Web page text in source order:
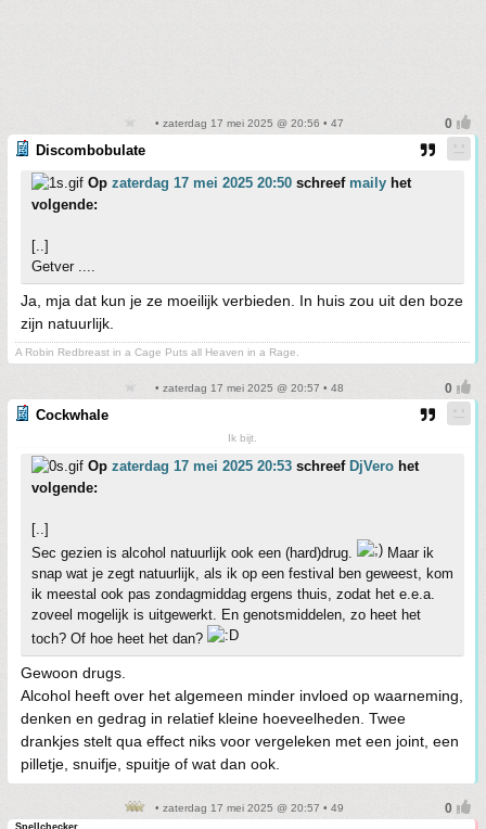
• zaterdag 17 mei 2025 @ 20:56 • 47
Discombobulate
Op zaterdag 17 mei 2025 20:50 schreef maily het
volgende:
[..]
Getver ....
Ja, mja dat kun je ze moeilijk verbieden. In huis zou uit den boze
zijn natuurlijk.
A Robin Redbreast in a Cage Puts all Heaven in a Rage.
• zaterdag 17 mei 2025 @ 20:57 • 48
Cockwhale
Ik bijt.
Op zaterdag 17 mei 2025 20:53 schreef DjVero het
volgende:
[..]
Sec gezien is alcohol natuurlijk ook een (hard)drug.
Maar ik
snap wat je zegt natuurlijk, als ik op een festival ben geweest, kom
ik meestal ook pas zondagmiddag ergens thuis, zodat het e.e.a.
zoveel mogelijk is uitgewerkt. En genotsmiddelen, zo heet het
toch? Of hoe heet het dan?
Gewoon drugs.
Alcohol heeft over het algemeen minder invloed op waarneming,
denken en gedrag in relatief kleine hoeveelheden. Twee
drankjes stelt qua effect niks voor vergeleken met een joint, een
pilletje, snuifje, spuitje of wat dan ook.
• zaterdag 17 mei 2025 @ 20:57 • 49